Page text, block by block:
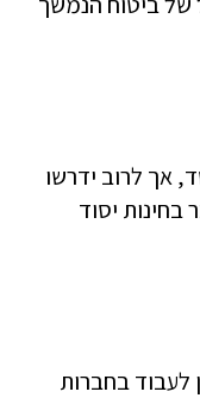
אך לרוב ידרשו
בחינות יסוד
לעבוד בחברות